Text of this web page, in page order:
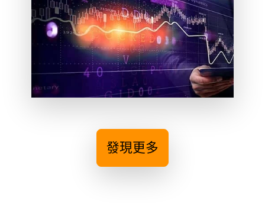
發現更多